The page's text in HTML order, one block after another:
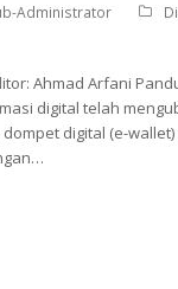
Administrator
Ahmad Arfani
digital telah
digital (e-